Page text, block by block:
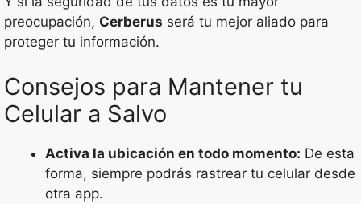
preocupación, Cerberus será tu mejor aliado para
proteger tu información.
Consejos para Mantener tu
Celular a Salvo
Activa la ubicación en todo momento: De esta
forma, siempre podrás rastrear tu celular desde
otra app.